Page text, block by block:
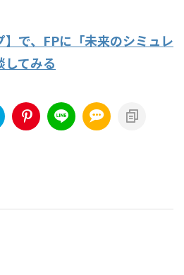
】で、FPに「未来のシミュレ
してみる